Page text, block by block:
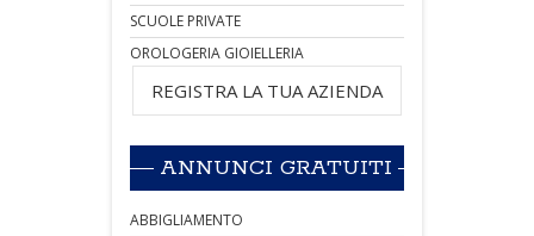
SCUOLE PRIVATE
OROLOGERIA GIOIELLERIA
REGISTRA LA TUA AZIENDA
ANNUNCI GRATUITI
ABBIGLIAMENTO